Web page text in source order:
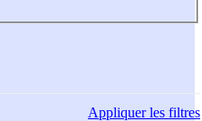
Appliquerles filtres